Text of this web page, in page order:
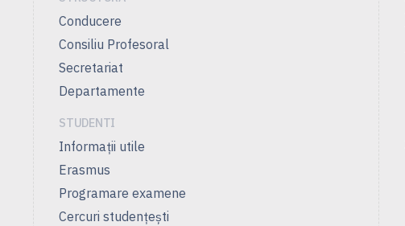
Conducere
Consiliu Profesoral
Secretariat
Departamente
STUDENTI
Informații utile
Erasmus
Programare examene
Cercuri studenţeşti